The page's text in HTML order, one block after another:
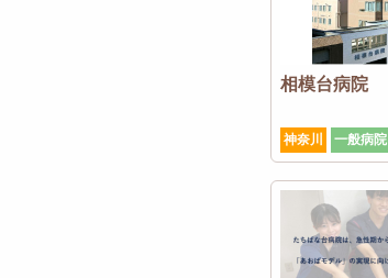
相模台病院
神奈川 一般病院